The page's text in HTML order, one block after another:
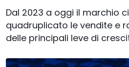
Dal 2023 a oggi il marchio
quadruplicato le vendite e
delle principali leve di